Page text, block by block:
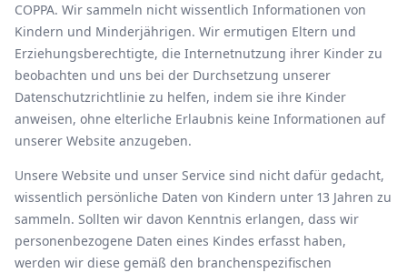
COPPA. Wir sammeln nicht wissentlich Informationen von
Kindern und Minderjährigen. Wir ermutigen Eltern und
Erziehungsberechtigte, die Internetnutzung ihrer Kinder zu
beobachten und uns bei der Durchsetzung unserer
Datenschutzrichtlinie zu helfen, indem sie ihre Kinder
anweisen, ohne elterliche Erlaubnis keine Informationen auf
unserer Website anzugeben.
Unsere Website und unser Service sind nicht dafür gedacht,
wissentlich persönliche Daten von Kindern unter 13 Jahren zu
sammeln. Sollten wir davon Kenntnis erlangen, dass wir
personenbezogene Daten eines Kindes erfasst haben,
werden wir diese gemäß den branchenspezifischen